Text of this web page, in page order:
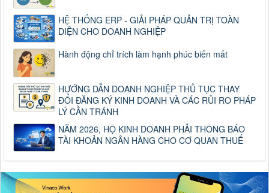
HỆ THỐNG ERP - GIẢI PHÁP QUẢN TRỊ TOÀN
DIỆN CHO DOANH NGHIỆP
Hành động chỉ trích làm hạnh phúc biến mất
HƯỚNG DẪN DOANH NGHIỆP THỦ TỤC THAY
ĐỔI ĐĂNG KÝ KINH DOANH VÀ CÁC RỦI RO PHÁP
LÝ CẦN TRÁNH
NĂM 2026, HỘ KINH DOANH PHẢI THÔNG BÁO
TÀI KHOẢN NGÂN HÀNG CHO CƠ QUAN THUẾ